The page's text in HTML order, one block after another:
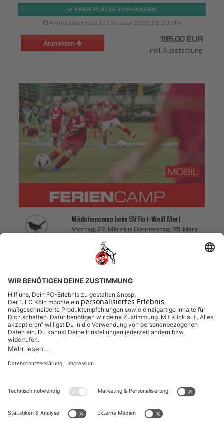
FREIE PLÄTZE VORHANDEN
Anmeldeschluss 12. Oktober 2026, 09:30 Uhr
Anmelden 185,00 EUR
inkl. Ausstattung
Mädchencamp beim SV Rot-Weiß Merl
Montag, 22. März bis Donnerstag, 25. März
Rot-Weiß Merl
Feriencamp mobil 4 Tage
FREIE PLÄTZE VORHANDEN
Anmeldeschluss 08. März 2027, 09:30 Uhr
Anmelden 185,00 EUR
Weitere Veranstaltungen entdecken (Feriencamp